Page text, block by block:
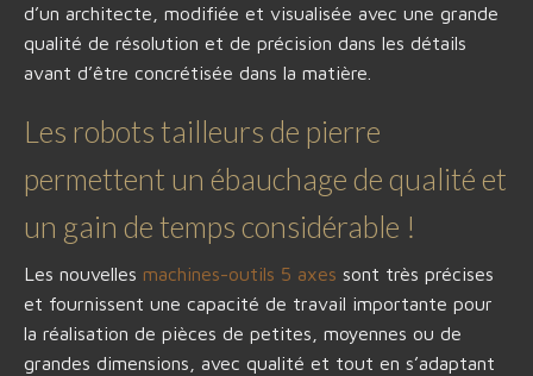
d’un architecte, modifiée et visualisée avec une grande
qualité de résolution et de précision dans les détails
avant d’être concrétisée dans la matière.
Les robots tailleurs de pierre
permettent un ébauchage de qualité et
un gain de temps considérable !
Les nouvelles machines-outils 5 axes sont très précises
et fournissent une capacité de travail importante pour
la réalisation de pièces de petites, moyennes ou de
grandes dimensions, avec qualité et tout en s’adaptant